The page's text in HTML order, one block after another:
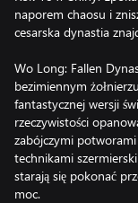
naporem chaosu i
cesarska dynastia
Wo Long: Fallen
bezimiennym
fantastycznej wersji
rzeczywistości
zabójczymi
technikami
starają się pokonać
moc.